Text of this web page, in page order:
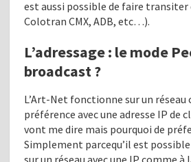
est aussi possible de faire transiter
Colotran CMX, ADB, etc…).
L’adressage : le mode
broadcast ?
L’Art-Net fonctionne sur un réseau
préférence avec une adresse IP de
vont me dire mais pourquoi de
Simplement parcequ’il est
sur un réseau avec une IP comme à